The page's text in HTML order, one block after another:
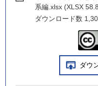
系編.xlsx (XLSX
ダウンロード数
ダウ